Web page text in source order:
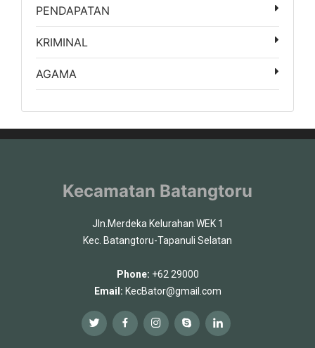
PENDAPATAN
KRIMINAL
AGAMA
Kecamatan Batangtoru
Jln.Merdeka Kelurahan WEK 1
Kec. Batangtoru-Tapanuli Selatan
Phone: +62 29000
Email: KecBator@gmail.com